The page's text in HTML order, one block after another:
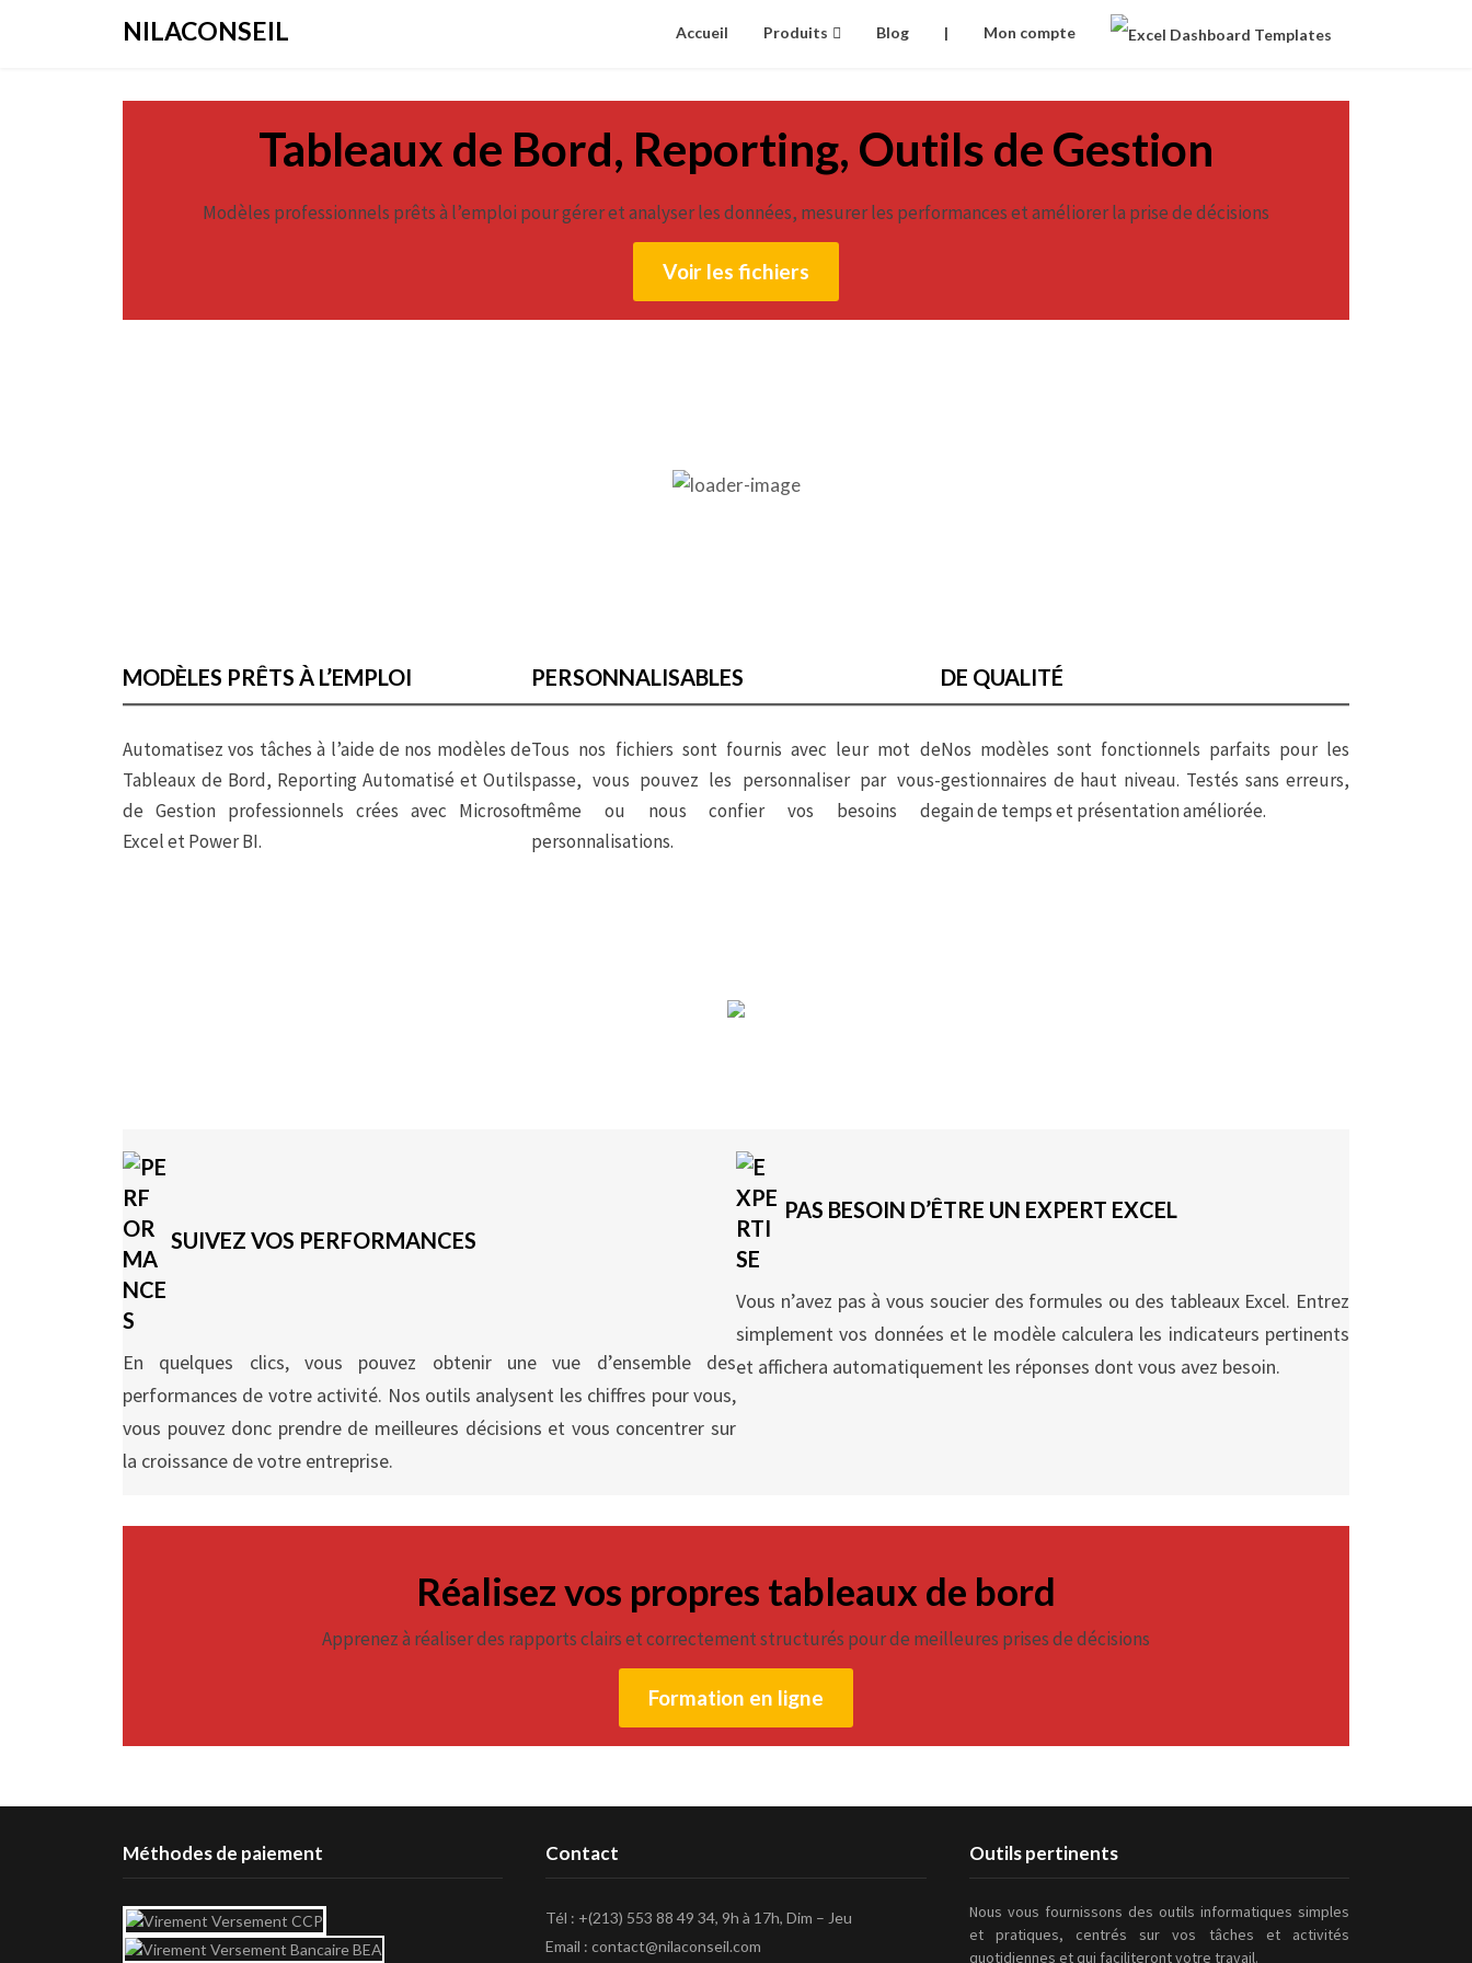
NILACONSEIL Accueil Produits Blog | Mon compte
Tableaux de Bord, Reporting, Outils de Gestion
Modèles professionnels prêts à l’emploi pour gérer et analyser les données, mesurer les performances et améliorer la prise de décisions
Voir les fichiers
MODÈLES PRÊTS À L’EMPLOI
Automatisez vos tâches à l’aide de nos modèles de
Tableaux de Bord, Reporting Automatisé et Outils
de Gestion professionnels crées avec Microsoft
Excel et Power BI.
PERSONNALISABLES
Tous nos fichiers sont fournis avec leur mot de
passe, vous pouvez les personnaliser par vous-
même ou nous confier vos besoins de
personnalisations.
DE QUALITÉ
Nos modèles sont fonctionnels parfaits pour les
gestionnaires de haut niveau. Testés sans erreurs,
gain de temps et présentation améliorée.
SUIVEZ VOS PERFORMANCES
En quelques clics, vous pouvez obtenir une vue d’ensemble des
performances de votre activité. Nos outils analysent les chiffres pour vous,
vous pouvez donc prendre de meilleures décisions et vous concentrer sur
la croissance de votre entreprise.
PAS BESOIN D’ÊTRE UN EXPERT EXCEL
Vous n’avez pas à vous soucier des formules ou des tableaux Excel. Entrez
simplement vos données et le modèle calculera les indicateurs pertinents
et affichera automatiquement les réponses dont vous avez besoin.
Réalisez vos propres tableaux de bord
Apprenez à réaliser des rapports clairs et correctement structurés pour de meilleures prises de décisions
Formation en ligne
Méthodes de paiement Contact
Tél : +(213) 553 88 49 34, 9h à 17h, Dim – Jeu
Email : contact@nilaconseil.com
Outils pertinents
Nous vous fournissons des outils informatiques simples
et pratiques, centrés sur vos tâches et activités
quotidiennes et qui faciliteront votre travail.